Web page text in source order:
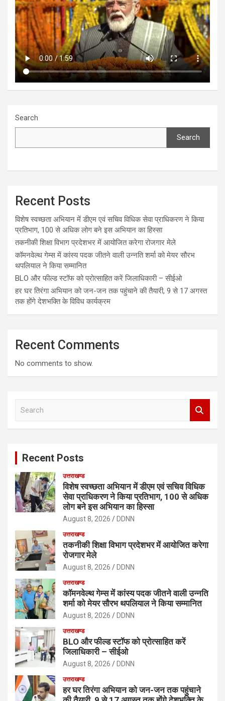
Search
Search
Recent Posts
विशेष स्वच्छता अभियान में डीएम एवं सचिव विधिक सेवा प्राधिकरण ने किया
प्रतिभाग, 100 से अधिक लोग बने इस अभियान का हिस्सा
तकनीकी शिक्षा विभाग प्रदेशभर में आयोजित करेगा रोजगार मेले
कॉमनवेल्थ गेम्स में कांस्य पदक जीतने वाली उन्नति शर्मा को मेयर सौरभ
थपलियाल ने किया सम्मानित
BLO और फील्ड स्टॉफ को प्रोत्साहित करें जिलाधिकारी – सीईओ
हर घर तिरंगा अभियान को जन-जन तक पहुंचाने की तैयारी, 9 से 17 अगस्त
तक होंगे देशभक्ति के विविध कार्यक्रम
Recent Comments
No comments to show.
Recent Posts
उत्तराखण्ड
विशेष स्वच्छता अभियान में डीएम एवं सचिव विधिक
सेवा प्राधिकरण ने किया प्रतिभाग, 100 से अधिक
लोग बने इस अभियान का हिस्सा
August 8, 2026 DDNN
उत्तराखण्ड
तकनीकी शिक्षा विभाग प्रदेशभर में आयोजित करेगा
रोजगार मेले
August 8, 2026 DDNN
उत्तराखण्ड
कॉमनवेल्थ गेम्स में कांस्य पदक जीतने वाली उन्नति
शर्मा को मेयर सौरभ थपलियाल ने किया सम्मानित
August 8, 2026 DDNN
उत्तराखण्ड
BLO और फील्ड स्टॉफ को प्रोत्साहित करें
जिलाधिकारी – सीईओ
August 8, 2026 DDNN
उत्तराखण्ड
हर घर तिरंगा अभियान को जन-जन तक पहुंचाने